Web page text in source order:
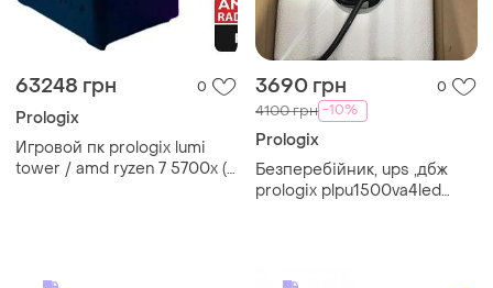
63248 грн 0
Prologix
Игровой пк prologix lumi
tower / amd ryzen 7 5700x (8
3690 грн 0
4100 грн -10%
Prologix
Безперебійник, ups ,дбж
prologix plpu1500va4led